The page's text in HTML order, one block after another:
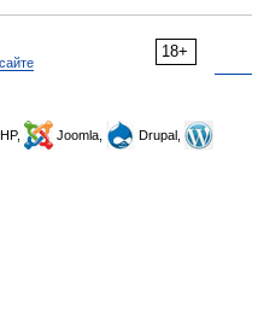
18+
Joomla,
Drupal,